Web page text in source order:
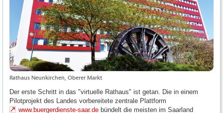
Rathaus Neunkirchen, Oberer Markt
Der erste Schritt in das "virtuelle Rathaus" ist getan. Die in einem
Pilotprojekt des Landes vorbereitete zentrale Plattform
www.buergerdienste-saar.de bündelt die meisten im Saarland